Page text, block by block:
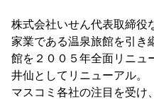
株式会社いせん代表取締役
家業である温泉旅館を引き
館を２００５年全面リニュ
井仙としてリニューアル。
マスコミ各社の注目を受け